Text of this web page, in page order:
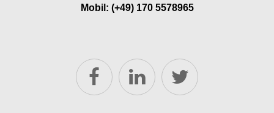
Mobil: (+49) 170 5578965